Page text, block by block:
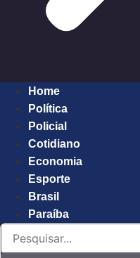
Home
Política
Policial
Cotidiano
Economia
Esporte
Brasil
Paraíba